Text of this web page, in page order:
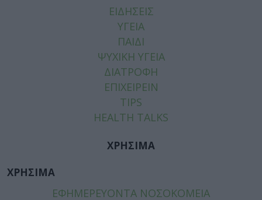
ΕΙΔΗΣΕΙΣ
ΥΓΕΙΑ
ΠΑΙΔΙ
ΨΥΧΙΚΗ ΥΓΕΙΑ
ΔΙΑΤΡΟΦΗ
ΕΠΙΧΕΙΡΕΙΝ
TIPS
HEALTH TALKS
ΧΡΗΣΙΜΑ
ΧΡΗΣΙΜΑ
ΕΦΗΜΕΡΕΥΟΝΤΑ ΝΟΣΟΚΟΜΕΙΑ